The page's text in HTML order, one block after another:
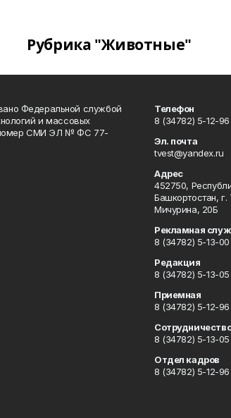
Рубрика "Животные"
Федеральной службой
и массовых
номер СМИ ЭЛ № ФС 77-
Телефон
8 (34782) 5-12-96
Эл. почта
tvest@yandex.ru
Адрес
452750,
Башкортостан, г.
Мичурина, 20Б
Рекламная
8 (34782) 5-13-00
Редакция
8 (34782) 5-13-05
Приемная
8 (34782) 5-12-96
8 (34782) 5-13-05
Отдел кадров
8 (34782) 5-12-96